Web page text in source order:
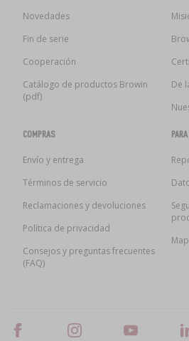
Novedades
Fin de serie
Cooperación
Catálogo de productos Browin
(pdf)
De
COMPRAS
Envío y entrega
Términos de servicio
Reclamaciones y devoluciones
Política de privacidad
Consejos y preguntas frecuentes
(FAQ)